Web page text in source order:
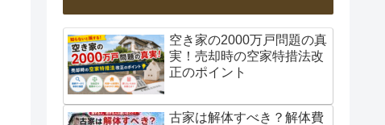
空き家の2000万戸問題の真
実！売却時の空家特措法改
正のポイント
古家は解体すべき？解体費